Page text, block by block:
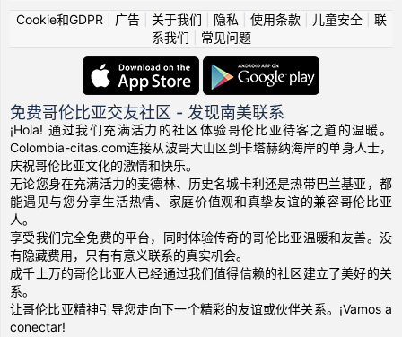
Cookie和GDPR
广告| 关于我们 隐私 使用条款| 儿童安全| 联
系我们
常见问题
免费哥伦比亚交友社区 - 发现南美联系
¡Hola! 通过我们充满活力的社区体验哥伦比亚待客之道的温暖。
Colombia-citas.com连接从波哥大山区到卡塔赫纳海岸的单身人士，
庆祝哥伦比亚文化的激情和快乐。
无论您身在充满活力的麦德林、历史名城卡利还是热带巴兰基亚，都
能遇见与您分享生活热情、家庭价值观和真挚友谊的兼容哥伦比亚
人。
享受我们完全免费的平台，同时体验传奇的哥伦比亚温暖和友善。没
有隐藏费用，只有有意义联系的真实机会。
成千上万的哥伦比亚人已经通过我们值得信赖的社区建立了美好的关
系。
让哥伦比亚精神引导您走向下一个精彩的友谊或伙伴关系。¡Vamos a
conectar!